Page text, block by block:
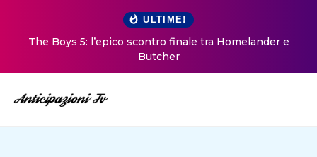
ULTIME!
The Boys 5: l’epico scontro finale tra Homelander e
Butcher